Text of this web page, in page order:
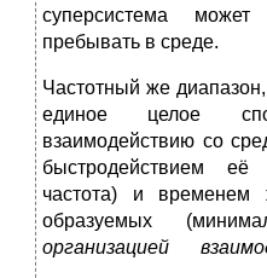
суперсистема может
пребывать в среде.
Частотный же
единое целое
взаимодействию со
быстродействием её
частота) и
образуемых
организацией